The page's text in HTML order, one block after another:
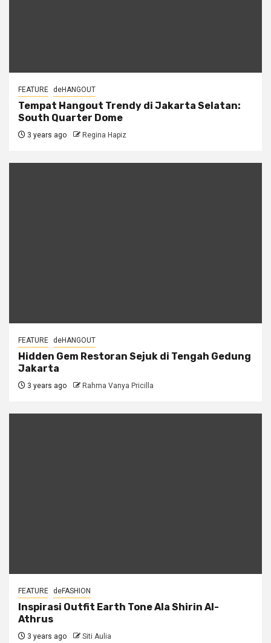
FEATURE deHANGOUT
Tempat Hangout Trendy di Jakarta Selatan:
South Quarter Dome
3 years ago Regina Hapiz
FEATURE deHANGOUT
Hidden Gem Restoran Sejuk di Tengah Gedung
Jakarta
3 years ago Rahma Vanya Pricilla
FEATURE deFASHION
Inspirasi Outfit Earth Tone Ala Shirin Al-
Athrus
3 years ago Siti Aulia